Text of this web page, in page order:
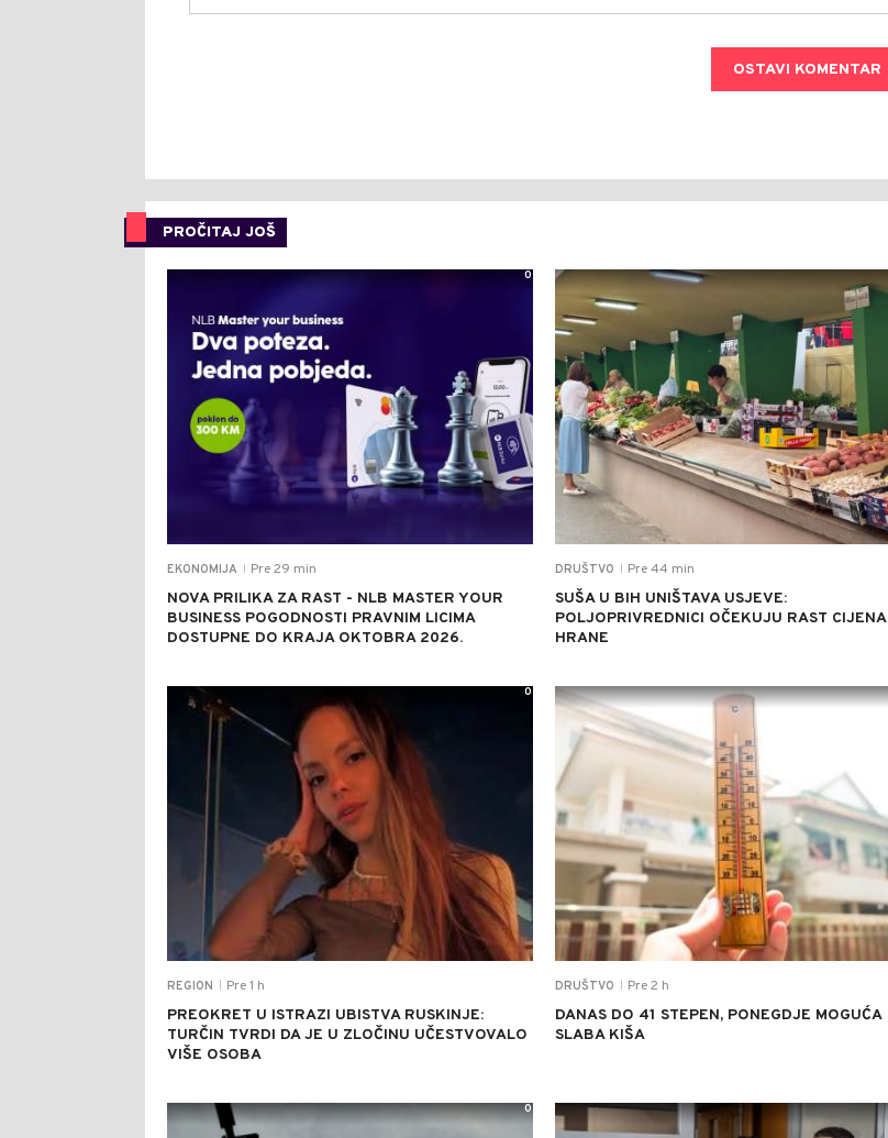
OSTAVI KOMENTAR
PROČITAJ JOŠ
EKONOMIJA Pre 29 min
NOVA PRILIKA ZA RAST - NLB MASTER YOUR
BUSINESS POGODNOSTI PRAVNIM LICIMA
DOSTUPNE DO KRAJA OKTOBRA 2026.
0
DRUŠTVO Pre 44 min
SUŠA U BIH UNIŠTAVA USJEVE:
POLJOPRIVREDNICI OČEKUJU RAST CIJENA
HRANE
REGION Pre 1 h
PREOKRET U ISTRAZI UBISTVA RUSKINJE:
TURČIN TVRDI DA JE U ZLOČINU UČESTVOVALO
VIŠE OSOBA
0
DRUŠTVO Pre 2 h
DANAS DO 41 STEPEN, PONEGDJE MOGUĆA
SLABA KIŠA
0